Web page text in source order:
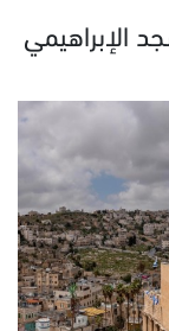
الإبراهيمي